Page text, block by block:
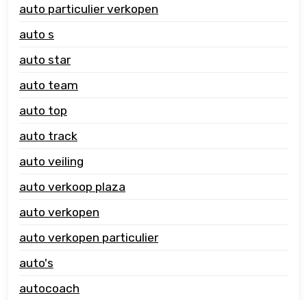
auto particulier verkopen
auto s
auto star
auto team
auto top
auto track
auto veiling
auto verkoop plaza
auto verkopen
auto verkopen particulier
auto's
autocoach